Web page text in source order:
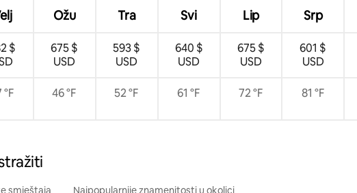
Ožu Tra Svi Lip Srp
$
675 $
USD
593 $
USD
640 $
USD
675 $
USD
601 $
USD
°F 46 °F 52 °F 61 °F 72 °F 81 °F
smještaja Najpopularnije znamenitosti u okolici